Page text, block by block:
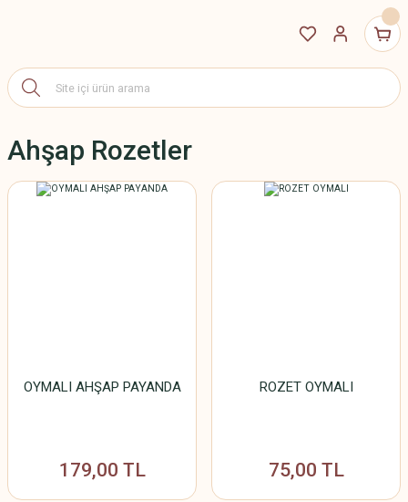
Ahşap Rozetler
OYMALI AHŞAP PAYANDA
179,00 TL
ROZET OYMALI
75,00 TL